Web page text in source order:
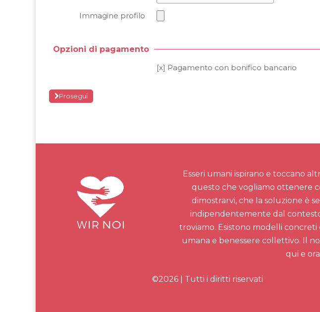
Immagine profilo
Opzioni di pagamento
[x] Pagamento con bonifico bancario
Prosegui
Esseri umani ispirano e toccano
questo che vogliamo ottenere
dimostrarvi, che la soluzione è
indipendentemente dal
troviamo. Esistono modelli concreti
umana e benessere collettivo. Il
qui e
©2026 | Tutti i diritti riservati